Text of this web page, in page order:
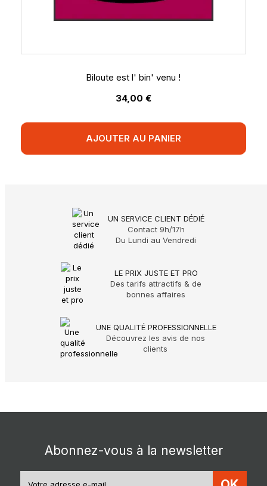
Biloute est l' bin' venu !
34,00 €
AJOUTER AU PANIER
UN SERVICE CLIENT DÉDIÉ
Contact 9h/17h
Du Lundi au Vendredi
LE PRIX JUSTE ET PRO
Des tarifs attractifs & de
bonnes affaires
UNE QUALITÉ PROFESSIONNELLE
Découvrez les avis de nos
clients
Abonnez-vous à la newsletter